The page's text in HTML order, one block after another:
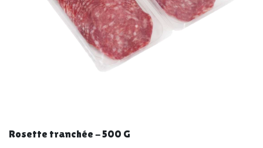
Rosette tranchée - 500 G